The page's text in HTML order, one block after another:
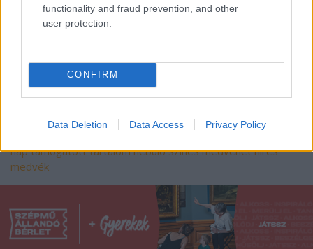
functionality and fraud prevention, and other
user protection.
CONFIRM
Data Deletion Data Access Privacy Policy
nap támogatott tartalom nebulo színes medvehét híres
medvék